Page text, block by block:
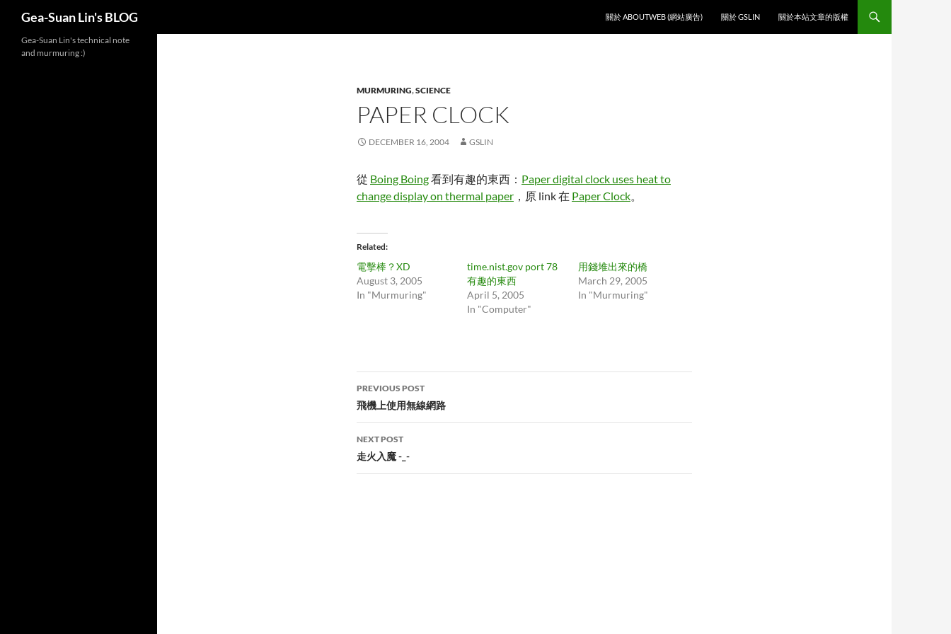
Gea-Suan Lin's BLOG
關於 ABOUTWEB (網站廣告)
關於 GSLIN 關於本站文章的版權
MURMURING,SCIENCE
PAPER CLOCK
DECEMBER 16, 2004 GSLIN
從 Boing Boing看到有趣的東西： Paper digital clock uses heat to
change display on thermal paper ，原 link 在 Paper Clock。
Related
電擊棒？XD
August 3, 2005
In "Murmuring"
time.nist.gov port 78
有趣的東西
April 5, 2005
In "Computer"
用錢堆出來的橋
March 29, 2005
In "Murmuring"
Post
navigation
PREVIOUS POST
飛機上使用無線網路
NEXT POST
走火入魔 -_-
Gea-Suan Lin's technical note
and murmuring :)